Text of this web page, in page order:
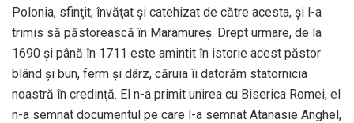
Polonia, sfinţit, învăţat şi catehizat de către acesta, şi l-a
trimis să păstorească în Maramureş. Drept urmare, de la
1690 şi până în 1711 este amintit în istorie acest păstor
blând şi bun, ferm şi dârz, căruia îi datorăm statornicia
noastră în credinţă. El n-a primit unirea cu Biserica Romei, el
n-a semnat documentul pe care l-a semnat Atanasie Anghel,